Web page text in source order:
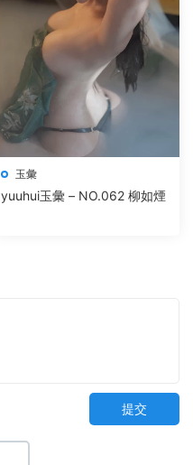
玉彙
yuuhui玉彙 – NO.062 柳如煙
提交